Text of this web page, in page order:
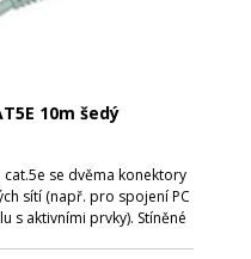
10m šedý
cat.5e se dvěma konektory
sítí (např. pro spojení PC
s aktivními prvky). Stíněné